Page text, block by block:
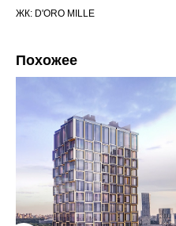
ЖК: D'ORO MILLE
Похожее